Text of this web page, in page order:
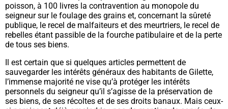
poisson, à 100 livres la contravention au monopole du
seigneur sur le foulage des grains et, concernant la sûreté
publique, le recel de malfaiteurs et des meurtriers, le recel de
rebelles étant passible de la fourche patibulaire et de la perte
de tous ses biens.
Il est certain que si quelques articles permettent de
sauvegarder les intérêts généraux des habitants de Gilette,
l’immense majorité ne vise qu’à protéger les intérêts
personnels du seigneur qu’il s’agisse de la préservation de
ses biens, de ses récoltes et de ses droits banaux. Mais ceux-